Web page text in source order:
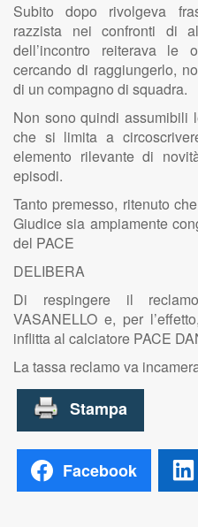
Subito dopo rivolgeva
razzista nei confronti di
dell’incontro reiterava le
cercando di raggiungerlo,
di un compagno di squadra.
Non sono quindi assumibili
che si limita a
elemento rilevante di
episodi.
Tanto premesso, ritenuto
Giudice sia ampiamente
del PACE
DELIBERA
Di respingere il
VASANELLO e, per
inflitta al calciatore PACE
La tassa reclamo va
Facebook